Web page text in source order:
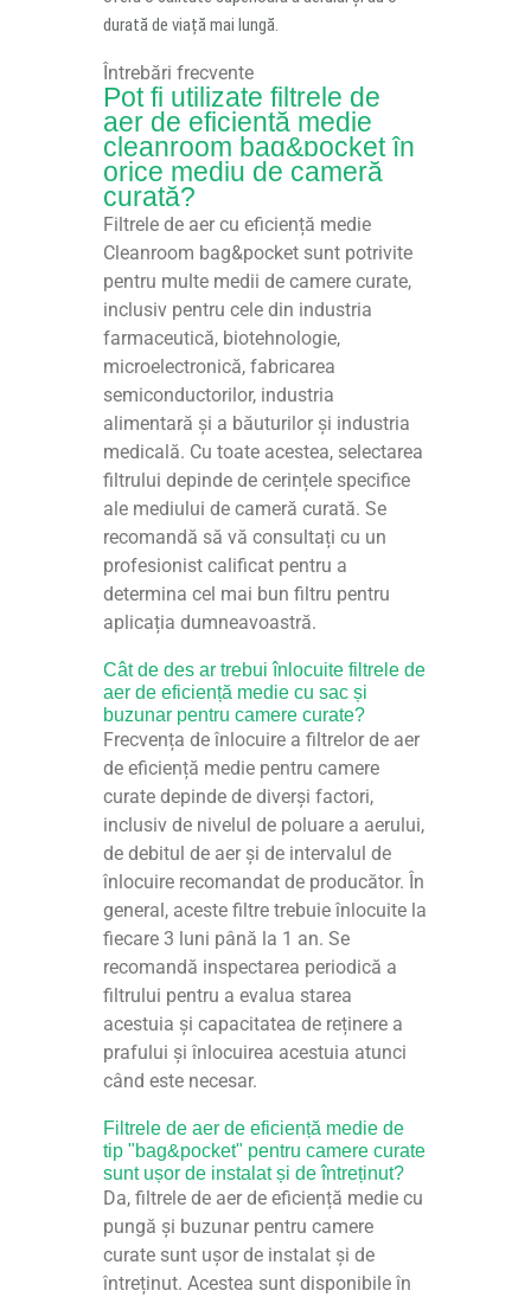
durată de viață mai lungă.
Întrebări frecvente
Pot fi utilizate filtrele de
aer de eficiență medie
cleanroom bag&pocket în
orice mediu de cameră
curată?
Filtrele de aer cu eficiență medie
Cleanroom bag&pocket sunt potrivite
pentru multe medii de camere curate,
inclusiv pentru cele din industria
farmaceutică, biotehnologie,
microelectronică, fabricarea
semiconductorilor, industria
alimentară și a băuturilor și industria
medicală. Cu toate acestea, selectarea
filtrului depinde de cerințele specifice
ale mediului de cameră curată. Se
recomandă să vă consultați cu un
profesionist calificat pentru a
determina cel mai bun filtru pentru
aplicația dumneavoastră.
Cât de des ar trebui înlocuite filtrele de
aer de eficiență medie cu sac și
buzunar pentru camere curate?
Frecvența de înlocuire a filtrelor de aer
de eficiență medie pentru camere
curate depinde de diverși factori,
inclusiv de nivelul de poluare a aerului,
de debitul de aer și de intervalul de
înlocuire recomandat de producător. În
general, aceste filtre trebuie înlocuite la
fiecare 3 luni până la 1 an. Se
recomandă inspectarea periodică a
filtrului pentru a evalua starea
acestuia și capacitatea de reținere a
prafului și înlocuirea acestuia atunci
când este necesar.
Filtrele de aer de eficiență medie de
tip "bag&pocket" pentru camere curate
sunt ușor de instalat și de întreținut?
Da, filtrele de aer de eficiență medie cu
pungă și buzunar pentru camere
curate sunt ușor de instalat și de
întreținut. Acestea sunt disponibile în